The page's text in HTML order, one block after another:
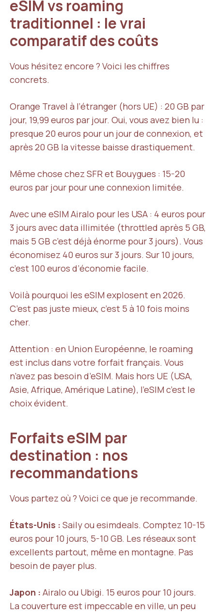
eSIM vs roaming
traditionnel : le vrai
comparatif des coûts
Vous hésitez encore ? Voici les chiffres
concrets.
Orange Travel à l’étranger (hors UE) : 20 GB par
jour, 19,99 euros par jour. Oui, vous avez bien lu :
presque 20 euros pour un jour de connexion, et
après 20 GB la vitesse baisse drastiquement.
Même chose chez SFR et Bouygues : 15-20
euros par jour pour une connexion limitée.
Avec une eSIM Airalo pour les USA : 4 euros pour
3 jours avec data illimitée (throttled après 5 GB,
mais 5 GB c’est déjà énorme pour 3 jours). Vous
économisez 40 euros sur 3 jours. Sur 10 jours,
c’est 100 euros d’économie facile.
Voilà pourquoi les eSIM explosent en 2026.
C’est pas juste mieux, c’est 5 à 10 fois moins
cher.
Attention : en Union Européenne, le roaming
est inclus dans votre forfait français. Vous
n’avez pas besoin d’eSIM. Mais hors UE (USA,
Asie, Afrique, Amérique Latine), l’eSIM c’est le
choix évident.
Forfaits eSIM par
destination : nos
recommandations
Vous partez où ? Voici ce que je recommande.
États-Unis : Saily ou esimdeals. Comptez 10-15
euros pour 10 jours, 5-10 GB. Les réseaux sont
excellents partout, même en montagne. Pas
besoin de payer plus.
Japon : Airalo ou Ubigi. 15 euros pour 10 jours.
La couverture est impeccable en ville, un peu